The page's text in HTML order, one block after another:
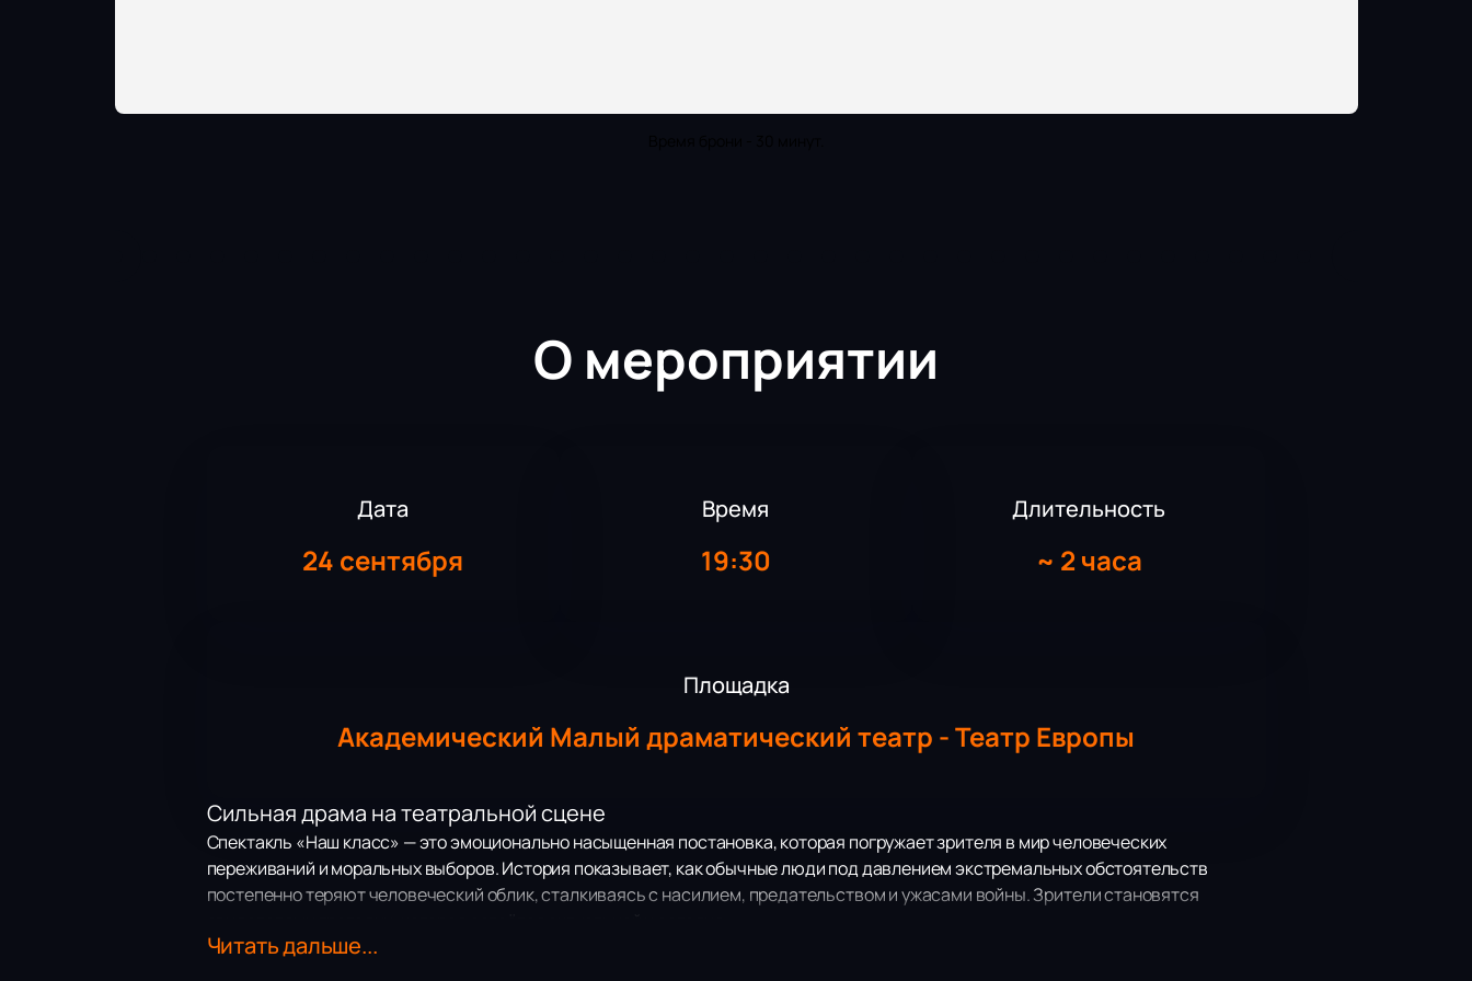
О мероприятии
Дата
24 сентября
Время
19:30
Длительность
~ 2 часа
Площадка
Академический Малый драматический театр - Театр Европы
Сильная драма на театральной сцене
Спектакль «Наш класс» — это эмоционально насыщенная постановка, которая погружает зрителя в мир человеческих
переживаний и моральных выборов. История показывает, как обычные люди под давлением экстремальных обстоятельств
постепенно теряют человеческий облик, сталкиваясь с насилием, предательством и ужасами войны. Зрители становятся
Читать дальше...